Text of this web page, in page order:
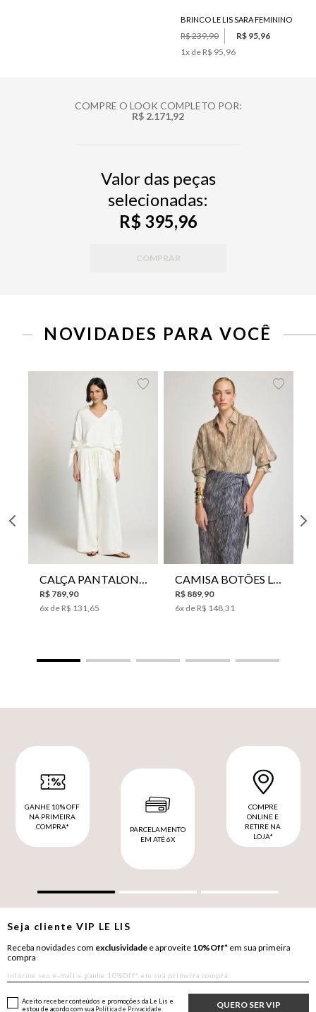
BRINCO LE LIS SARA FEMININO
R$ 239,90
R$ 95,96
1x de R$ 95,96
COMPRE O LOOK COMPLETO POR:
R$ 2.171,92
Valor das peças
selecionadas:
R$ 395,96
COMPRAR
NOVIDADES PARA VOCÊ
CALÇA PANTALONA LE LIS HORI FEMININA
R$ 789,90
6x de R$ 131,65
CAMISA BOTÕES LE LIS YANNA FEMININA
R$ 889,90
6x de R$ 148,31
GANHE 10% OFF
NA PRIMEIRA
COMPRA*
PARCELAMENTO
EM ATÉ 6X
COMPRE
ONLINE E
RETIRE NA
LOJA*
Seja clienteVIP LE LIS
Receba novidades com exclusividade e aproveite 10%Off* em sua primeira
compra
QUERO SER VIP
Aceito receber conteúdos e promoções da Le Lis e
estou de acordo com sua Política de Privacidade.